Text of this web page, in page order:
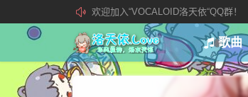
欢迎加入“VOCALOID洛天依“QQ群！
加入本站管理团队
2019-08-21
新 • 文章发布须知
2021-09-14
歌曲